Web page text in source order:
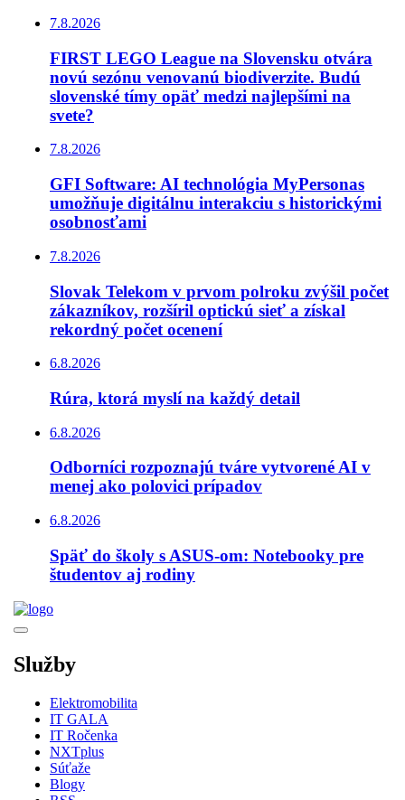
7.8.2026
FIRST LEGO League na Slovensku otvára
novú sezónu venovanú biodiverzite. Budú
slovenské tímy opäť medzi najlepšími na
svete?
7.8.2026
GFI Software: AI technológia MyPersonas
umožňuje digitálnu interakciu s historickými
osobnosťami
7.8.2026
Slovak Telekom v prvom polroku zvýšil počet
zákazníkov, rozšíril optickú sieť a získal
rekordný počet ocenení
6.8.2026
Rúra, ktorá myslí na každý detail
6.8.2026
Odborníci rozpoznajú tváre vytvorené AI v
menej ako polovici prípadov
6.8.2026
Späť do školy s ASUS-om: Notebooky pre
študentov aj rodiny
Služby
Elektromobilita
IT GALA
IT Ročenka
NXTplus
Súťaže
Blogy